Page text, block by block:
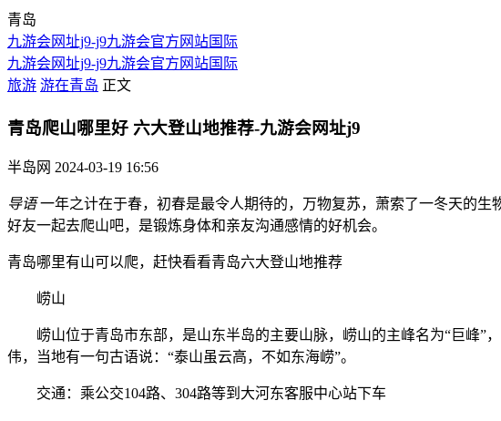
青岛
九游会网址j9-j9九游会官方网站国际
九游会网址j9-j9九游会官方网站国际
旅游 游在青岛 正文
青岛爬山哪里好 六大登山地推荐-九游会网址j9
半岛网 2024-03-19 16:56
导语一年之计在于春，初春是最令人期待的，万物复苏，萧索了一冬天的
好友一起去爬山吧，是锻炼身体和亲友沟通感情的好机会。
青岛哪里有山可以爬，赶快看看青岛六大登山地推荐
崂山
崂山位于青岛市东部，是山东半岛的主要山脉，崂山的主峰名为“巨峰”，
伟，当地有一句古语说：“泰山虽云高，不如东海崂”。
交通：乘公交104路、304路等到大河东客服中心站下车